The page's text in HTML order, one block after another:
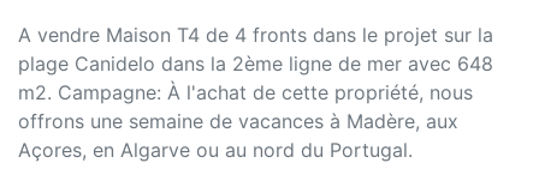
A vendre Maison T4 de 4 fronts dans le projet sur la
plage Canidelo dans la 2ème ligne de mer avec 648
m2. Campagne: À l'achat de cette propriété, nous
offrons une semaine de vacances à Madère, aux
Açores, en Algarve ou au nord du Portugal.